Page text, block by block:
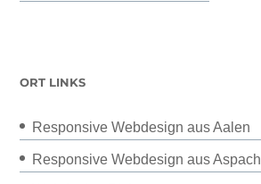
ORT LINKS
Responsive Webdesign aus Aalen
Responsive Webdesign aus Aspach